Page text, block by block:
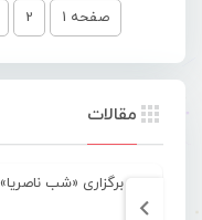
صفحه 1 2
مقالات
برگزاری «شب ناصریا»